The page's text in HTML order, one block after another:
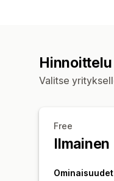
Hinnoittelu
Valitse
Free
Ilmainen
Ominaisuudet